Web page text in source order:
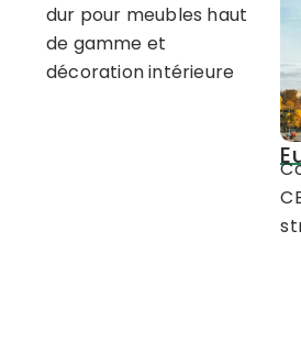
dur pour meubles haut
de gamme et
décoration intérieure